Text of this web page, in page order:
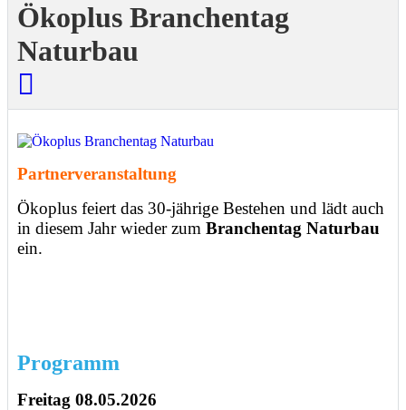
Ökoplus Branchentag
Naturbau
Partnerveranstaltung
Ökoplus feiert das 30-jährige Bestehen und lädt auch
in diesem Jahr wieder zum Branchentag Naturbau
ein.
Programm
Freitag 08.05.2026